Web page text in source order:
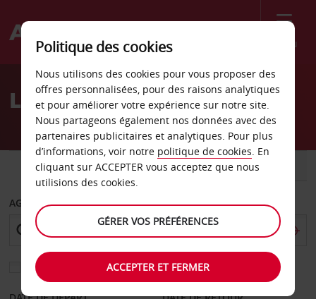
Menu
Welcome
AvisLocation de voiture Chine
VOITURE UTILITAIRE
AGENCE DE DÉPART
Sélectionnez une autre agence de retour
Politique des cookies
Nous utilisons des cookies pour vous proposer des
offres personnalisées, pour des raisons analytiques
et pour améliorer votre expérience sur notre site.
Nous partageons également nos données avec des
partenaires publicitaires et analytiques. Pour plus
d’informations, voir notre politique de cookies. En
cliquant sur ACCEPTER vous acceptez que nous
utilisions des cookies.
GÉRER VOS PRÉFÉRENCES
ACCEPTER ET FERMER